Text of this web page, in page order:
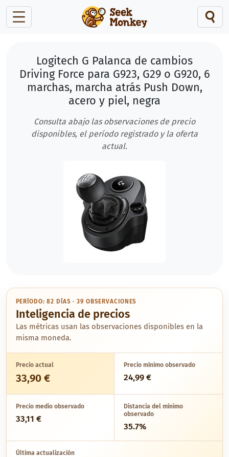
Logitech G Palanca de cambios
Driving Force para G923, G29 o G920, 6
marchas, marcha atrás Push Down,
acero y piel, negra
Consulta abajo las observaciones de precio
disponibles, el período registrado y la oferta
actual.
PERÍODO: 82 DÍAS · 39 OBSERVACIONES
Inteligencia de precios
Las métricas usan las observaciones disponibles en la
misma moneda.
Precio actual
33,90 €
Precio mínimo observado
24,99 €
Precio medio observado
33,11 €
Distancia del mínimo
observado
35.7%
Última actualización